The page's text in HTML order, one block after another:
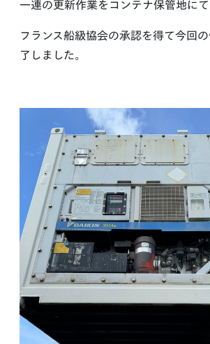
一連の更新作業をコンテナ保管地にて
フランス船級協会の承認を得て今回
了しました。